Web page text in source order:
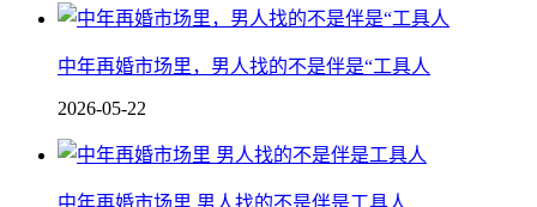
中年再婚市场里，男人找的不是伴是“工具人
2026-05-22
中年再婚市场里 男人找的不是伴是工具人